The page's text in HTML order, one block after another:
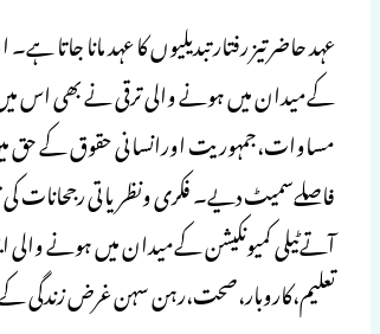
عہد حاضر تیز رفتار تبدیلیوں کا عہد مانا
کےمیدان میں ہونے والی ترقی نے بھی اس میں
مساوات،جمہوریت اورانسانی حقوق کے حق
فاصلےسمیٹ دیے۔ فکری ونظریاتی رجحانات
آتےٹیلی کمیونکیشن کےمیدان میں ہونے
تعلیم،کاروبار،صحت،رہن سہن غرض زندگی